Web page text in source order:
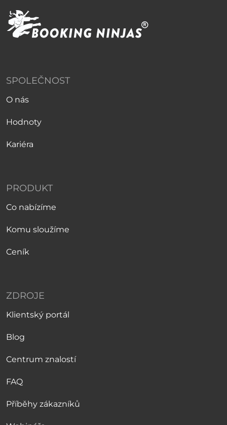
SPOLEČNOST
O nás
Hodnoty
Kariéra
PRODUKT
Co nabízíme
Komu sloužíme
Ceník
ZDROJE
Klientský portál
Blog
Centrum znalostí
FAQ
Příběhy zákazníků